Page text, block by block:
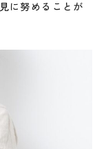
に努めることが